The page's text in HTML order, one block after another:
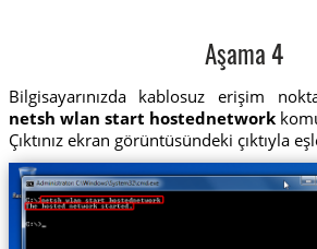
Aşama 4
Bilgisayarınızda kablosuz erişim
netsh wlan start hostednetwork
Çıktınız ekran görüntüsündeki çıktıyla